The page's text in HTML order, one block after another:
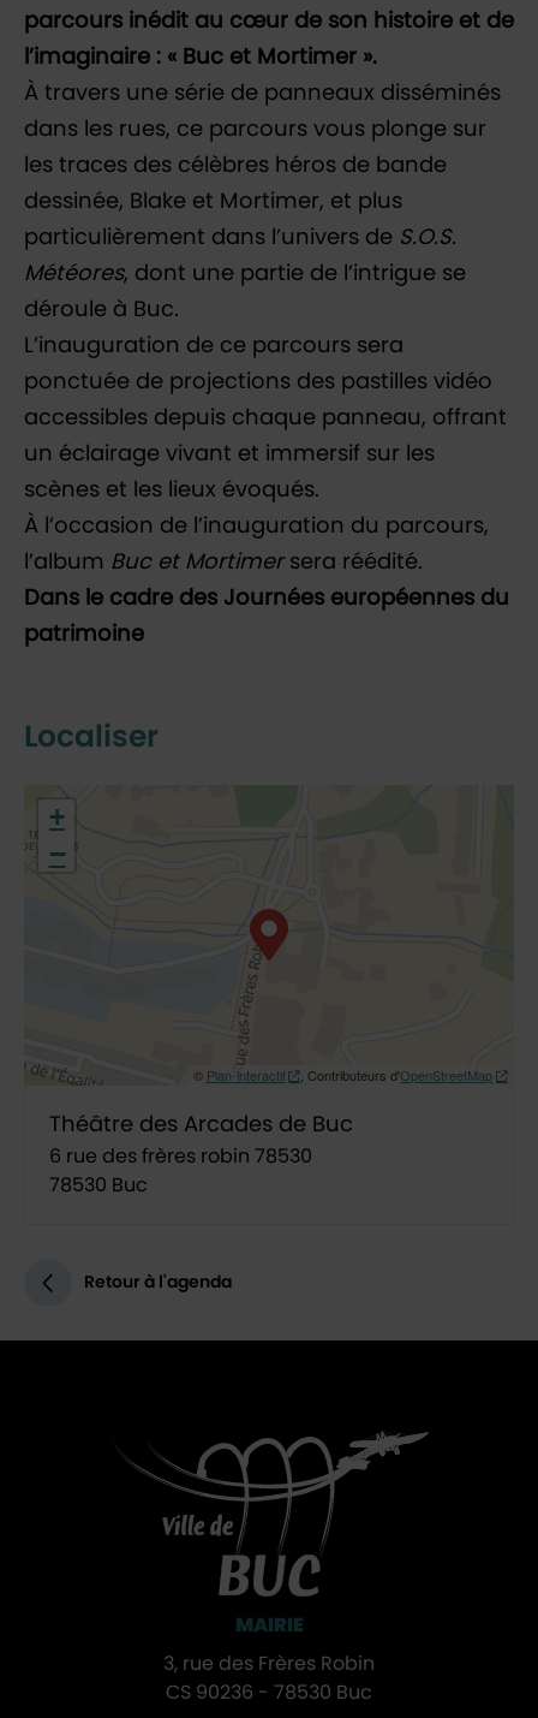
parcours inédit au cœur de son histoire et de
l’imaginaire : « Buc et Mortimer ».
À travers une série de panneaux disséminés
dans les rues, ce parcours vous plonge sur
les traces des célèbres héros de bande
dessinée, Blake et Mortimer, et plus
particulièrement dans l’univers de S.O.S.
Météores, dont une partie de l’intrigue se
déroule à Buc.
L’inauguration de ce parcours sera
ponctuée de projections des pastilles vidéo
accessibles depuis chaque panneau, offrant
un éclairage vivant et immersif sur les
scènes et les lieux évoqués.
À l’occasion de l’inauguration du parcours,
l’album Buc et Mortimersera réédité.
Dans le cadre des Journées européennes du
patrimoine
Localiser
48.77485,2.126559
+
−
© Plan-interactif , Contributeurs d'OpenStreetMap
Théâtre des Arcades de Buc
6 rue des frères robin 78530
78530 Buc
Retour à l'agenda
MAIRIE
3, rue des Frères Robin
CS 90236 - 78530 Buc